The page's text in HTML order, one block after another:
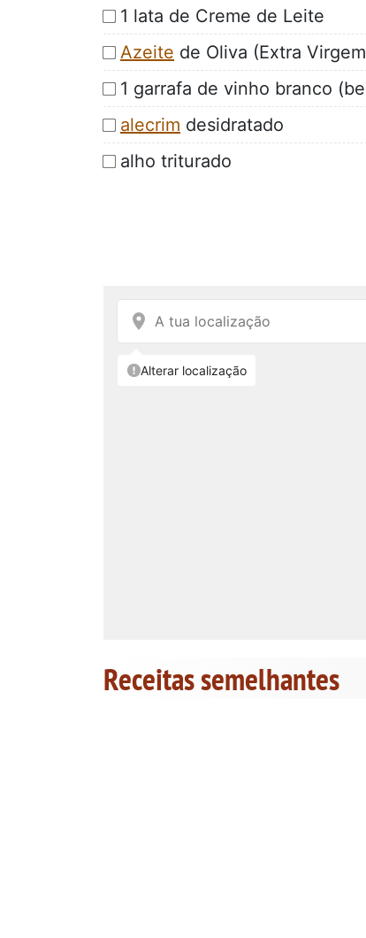
1 lata de Creme de Leite
Azeite de Oliva (Extra
1 garrafa de vinho branco
alecrim desidratado
alho triturado
Receitas semelhantes